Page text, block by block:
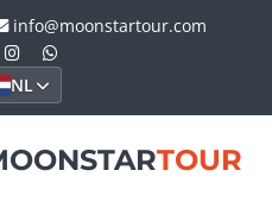
info@moonstartour.com
NL
TOUR